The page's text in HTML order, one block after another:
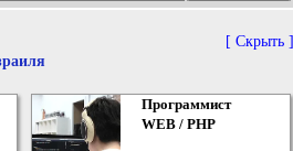
[ Скрыть ]
Программист
WEB / PHP